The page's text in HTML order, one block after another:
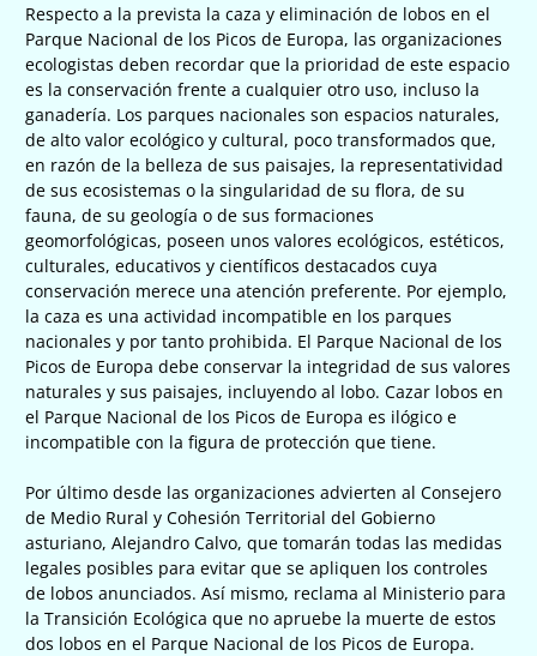
Respecto a la prevista la caza y eliminación de lobos en el
Parque Nacional de los Picos de Europa, las organizaciones
ecologistas deben recordar que la prioridad de este espacio
es la conservación frente a cualquier otro uso, incluso la
ganadería. Los parques nacionales son espacios naturales,
de alto valor ecológico y cultural, poco transformados que,
en razón de la belleza de sus paisajes, la representatividad
de sus ecosistemas o la singularidad de su flora, de su
fauna, de su geología o de sus formaciones
geomorfológicas, poseen unos valores ecológicos, estéticos,
culturales, educativos y científicos destacados cuya
conservación merece una atención preferente. Por ejemplo,
la caza es una actividad incompatible en los parques
nacionales y por tanto prohibida. El Parque Nacional de los
Picos de Europa debe conservar la integridad de sus valores
naturales y sus paisajes, incluyendo al lobo. Cazar lobos en
el Parque Nacional de los Picos de Europa es ilógico e
incompatible con la figura de protección que tiene.
Por último desde las organizaciones advierten al Consejero
de Medio Rural y Cohesión Territorial del Gobierno
asturiano, Alejandro Calvo, que tomarán todas las medidas
legales posibles para evitar que se apliquen los controles
de lobos anunciados. Así mismo, reclama al Ministerio para
la Transición Ecológica que no apruebe la muerte de estos
dos lobos en el Parque Nacional de los Picos de Europa.